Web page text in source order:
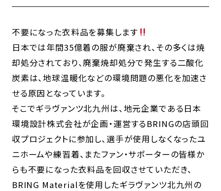
不要になった衣料品を募集します
日本では年間35億着の服が廃棄され、その多くは焼
却処分されており、廃棄焼却処分で発生する二酸化
炭素は、地球温暖化などの環境問題の悪化を加速さ
せる原因となっています。
そこでギラヴァンツ北九州は、地元企業である日本
環境設計株式会社が企画・運営するBRINGの店頭回
収プロジェクトに参加し、選手が使用しなくなったユ
ニホームや練習着、またファン・サポーターの皆様か
らも不要になった衣料品を回収させていただき、
BRING Materialを使用したギラヴァンツ北九州の